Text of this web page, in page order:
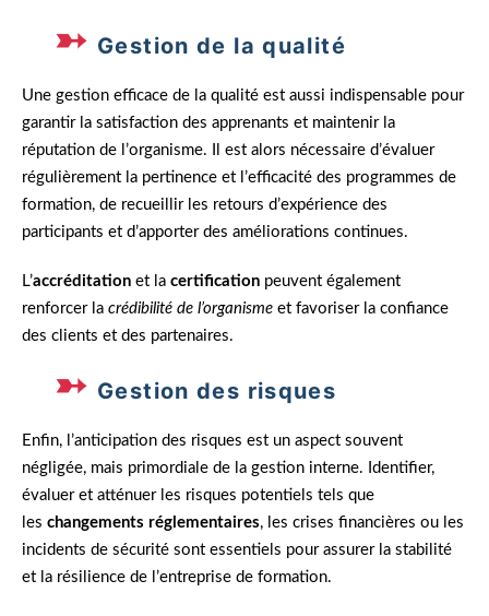
Gestion de la qualité
Une gestion efficace de la qualité est aussi indispensable pour
garantir la satisfaction des apprenants et maintenir la
réputation de l’organisme. Il est alors nécessaire d’évaluer
régulièrement la pertinence et l’efficacité des programmes de
formation, de recueillir les retours d’expérience des
participants et d’apporter des améliorations continues.
L’accréditation et la certification peuvent également
renforcer la crédibilité de l’organisme et favoriser la confiance
des clients et des partenaires.
Gestion des risques
Enfin, l’anticipation des risques est un aspect souvent
négligée, mais primordiale de la gestion interne. Identifier,
évaluer et atténuer les risques potentiels tels que
les changements réglementaires, les crises financières ou les
incidents de sécurité sont essentiels pour assurer la stabilité
et la résilience de l’entreprise de formation.